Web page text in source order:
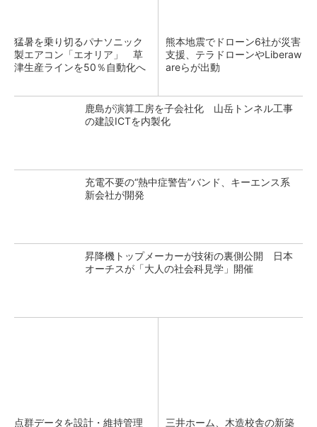
猛暑を乗り切るパナソニック
製エアコン「エオリア」 草
津生産ラインを50％自動化へ
熊本地震でドローン6社が災害
支援、テラドローンやLiberaw
areらが出動
鹿島が演算工房を子会社化 山岳トンネル工事
の建設ICTを内製化
充電不要の“熱中症警告”バンド、キーエンス系
新会社が開発
昇降機トップメーカーが技術の裏側公開 日本
オーチスが「大人の社会科見学」開催
点群データを設計・維持管理
三井ホーム、木造校舎の新築